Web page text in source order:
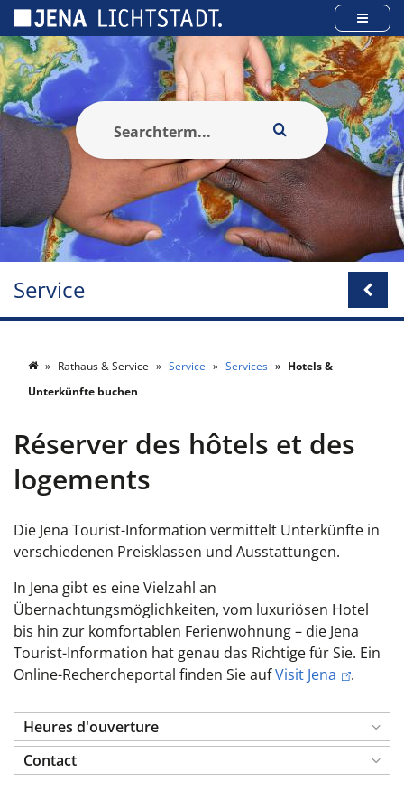
Service
Rathaus & Service Service Services
Hotels &
Unterkünfte buchen
Réserver des hôtels et des
logements
Die Jena Tourist-Information vermittelt Unterkünfte in
verschiedenen Preisklassen und Ausstattungen.
In Jena gibt es eine Vielzahl an
Übernachtungsmöglichkeiten, vom luxuriösen Hotel
bis hin zur komfortablen Ferienwohnung – die Jena
Tourist-Information hat genau das Richtige für Sie. Ein
Online-Rechercheportal finden Sie aufVisit Jena .
Heures d'ouverture
Contact
Panneau de gestion des cookies